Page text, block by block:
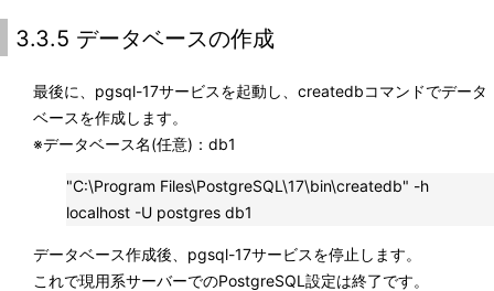
3.3.5 データベースの作成
最後に、pgsql-17サービスを起動し、createdbコマンドでデータ
ベースを作成します。
※データベース名(任意)：db1
"C:\Program Files\PostgreSQL\17\bin\createdb" -h
localhost -U postgres db1
データベース作成後、pgsql-17サービスを停止します。
これで現用系サーバーでのPostgreSQL設定は終了です。